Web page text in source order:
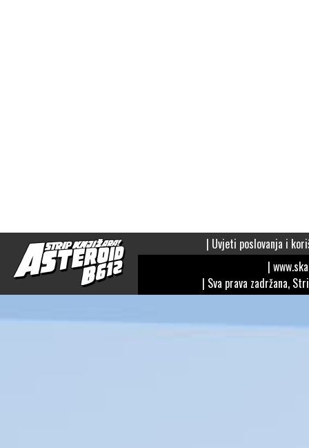
| Uvjeti poslovanja i
|
| Sva prava zadržana,